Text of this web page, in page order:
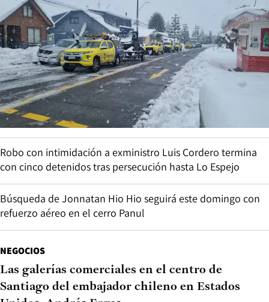
Robo con intimidación a exministro Luis Cordero termina
con cinco detenidos tras persecución hasta Lo Espejo
Búsqueda de Jonnatan Hio Hio seguirá este domingo con
refuerzo aéreo en el cerro Panul
NEGOCIOS
Las galerías comerciales en el centro de
Santiago del embajador chileno en Estados